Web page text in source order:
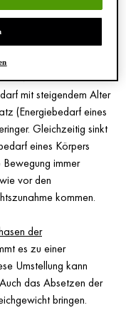
in den
der Körper
Muskelmasse noch
mit steigendem Alter
(Energiebedarf eines
Gleichzeitig sinkt
eines Körpers
immer
vor den
kommen.
der
es zu einer
Umstellung kann
das Absetzen der
bringen.